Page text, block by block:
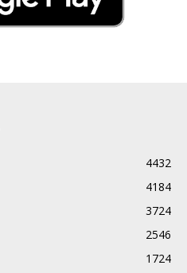
4432
4184
3724
2546
1724